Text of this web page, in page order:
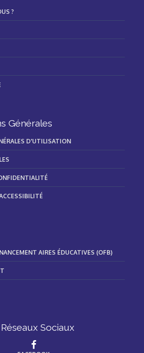
?
Générales
D'UTILISATION
AIRES ÉDUCATIVES (OFB)
Réseaux Sociaux